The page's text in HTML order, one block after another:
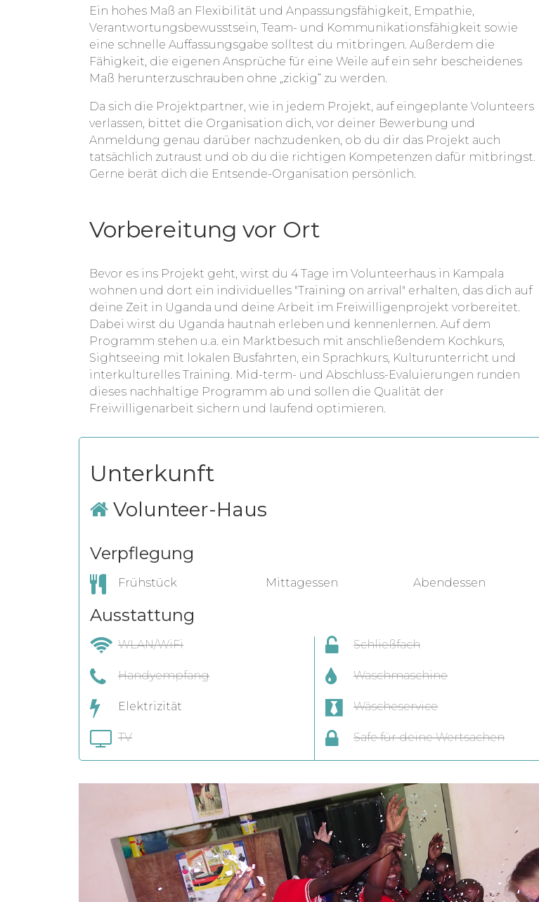
Ein hohes Maß an Flexibilität und Anpassungsfähigkeit, Empathie,
Verantwortungsbewusstsein, Team- und Kommunikationsfähigkeit sowie
eine schnelle Auffassungsgabe solltest du mitbringen. Außerdem die
Fähigkeit, die eigenen Ansprüche für eine Weile auf ein sehr bescheidenes
Maß herunterzuschrauben ohne „zickig“ zu werden.
Da sich die Projektpartner, wie in jedem Projekt, auf eingeplante Volunteers
verlassen, bittet die Organisation dich, vor deiner Bewerbung und
Anmeldung genau darüber nachzudenken, ob du dir das Projekt auch
tatsächlich zutraust und ob du die richtigen Kompetenzen dafür mitbringst.
Gerne berät dich die Entsende-Organisation persönlich.
Vorbereitung vor Ort
Bevor es ins Projekt geht, wirst du 4 Tage im Volunteerhaus in Kampala
wohnen und dort ein individuelles "Training on arrival" erhalten, das dich auf
deine Zeit in Uganda und deine Arbeit im Freiwilligenprojekt vorbereitet.
Dabei wirst du Uganda hautnah erleben und kennenlernen. Auf dem
Programm stehen u.a. ein Marktbesuch mit anschließendem Kochkurs,
Sightseeing mit lokalen Busfahrten, ein Sprachkurs, Kulturunterricht und
interkulturelles Training. Mid-term- und Abschluss-Evaluierungen runden
dieses nachhaltige Programm ab und sollen die Qualität der
Freiwilligenarbeit sichern und laufend optimieren.
Unterkunft
Volunteer-Haus
Verpflegung
Frühstück Mittagessen Abendessen
Ausstattung
WLAN/WiFi
Handyempfang
Elektrizität
TV
Schließfach
Waschmaschine
Wäscheservice
Safe für deine Wertsachen